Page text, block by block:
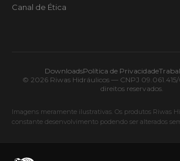
Canal de Ética
DownloadsPolítica de Privacidade
© 2026 Riwas Hidráulicos — CNPJ
direitos reservados.
Imagens meramente ilustrativas. Os produtos Riwas
constante desenvolvimento podendo ser alterados